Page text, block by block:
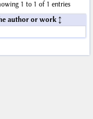
1 to 1 of 1 entries
author or work